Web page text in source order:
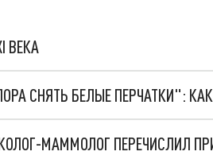
ВЕКА
СНЯТЬ БЕЛЫЕ ПЕРЧАТКИ":
МАММОЛОГ ПЕРЕЧИСЛИЛ